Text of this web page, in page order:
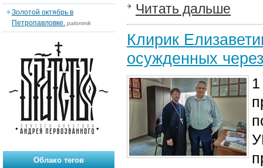
Читать дальше
Клирик
осужденных
Золотой октябрь в
Петропавловке. palomnik
Облако тегов